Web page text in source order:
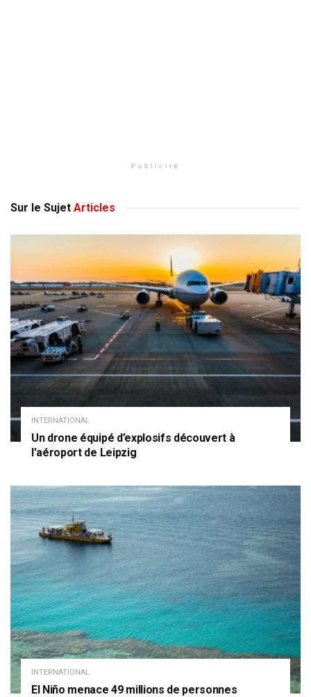
Publicité
Sur le Sujet Articles
INTERNATIONAL
Un drone équipé d’explosifs découvert à
l’aéroport de Leipzig
INTERNATIONAL
El Niño menace 49 millions de personnes